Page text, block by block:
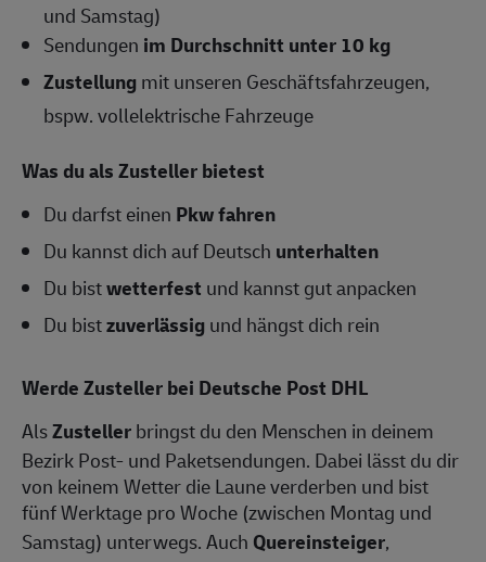
und Samstag)
Sendungen im Durchschnitt unter 10 kg
Zustellungmit unseren Geschäftsfahrzeugen,
bspw. vollelektrische Fahrzeuge
Was du als Zusteller bietest
Du darfst einen Pkw fahren
Du kannst dich auf Deutsch unterhalten
Du bistwetterfest und kannst gut anpacken
Du bistzuverlässigund hängst dich rein
WerdeZustellerbei Deutsche Post DHL
AlsZustellerbringst du den Menschen in deinem
Bezirk Post- und Paketsendungen. Dabei lässt du dir
von keinem Wetter die Laune verderben und bist
fünf Werktage pro Woche (zwischen Montag und
Samstag) unterwegs. Auch Quereinsteiger,